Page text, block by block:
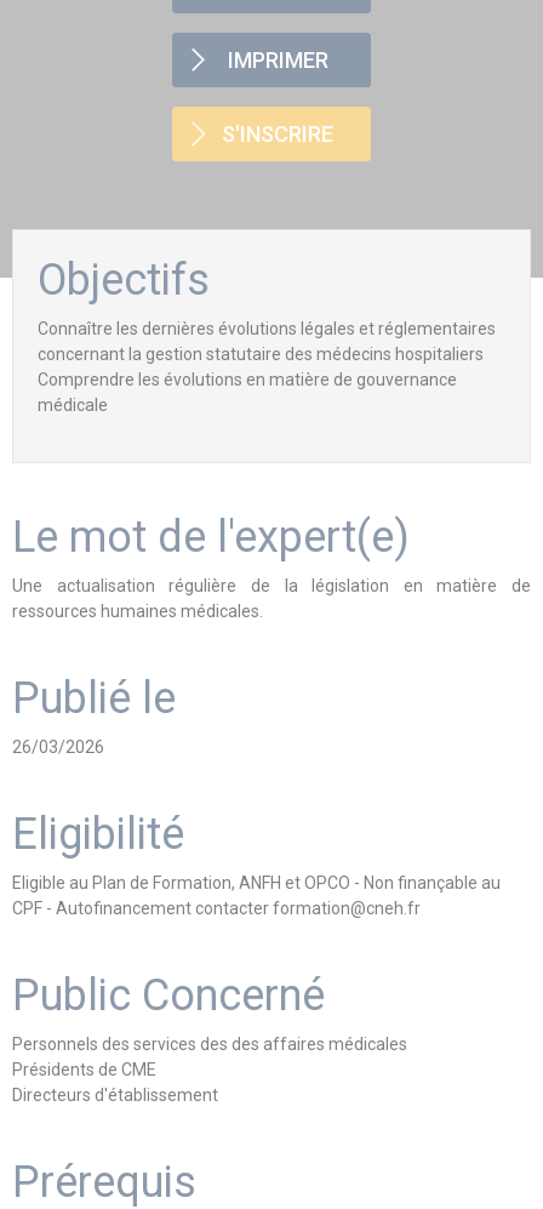
IMPRIMER
S'INSCRIRE
Objectifs
Connaître les dernières évolutions légales et réglementaires
concernant la gestion statutaire des médecins hospitaliers
Comprendre les évolutions en matière de gouvernance
médicale
Le mot de l'expert(e)
Une actualisation régulière de la législation en matière de
ressources humaines médicales.
Publié le
26/03/2026
Eligibilité
Eligible au Plan de Formation, ANFH et OPCO - Non finançable au
CPF - Autofinancement contacter formation@cneh.fr
Public Concerné
Personnels des services des des affaires médicales
Présidents de CME
Directeurs d'établissement
Prérequis